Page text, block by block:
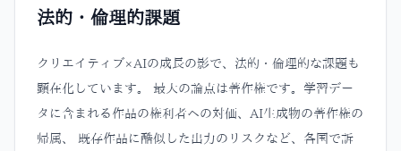
法的・倫理的課題
クリエイティブ×AIの成長の影で、法的・倫理的な課題も
顕在化しています。 最大の論点は著作権です。学習デー
タに含まれる作品の権利者への対価、AI生成物の著作権の
帰属、 既存作品に酷似した出力のリスクなど、各国で訴